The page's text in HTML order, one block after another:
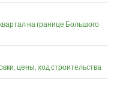
на границе Большого
цены, ход строительства